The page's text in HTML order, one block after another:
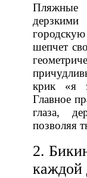
шепчет
крик «я
Главное
глаза,
позволяя
2.
каждой